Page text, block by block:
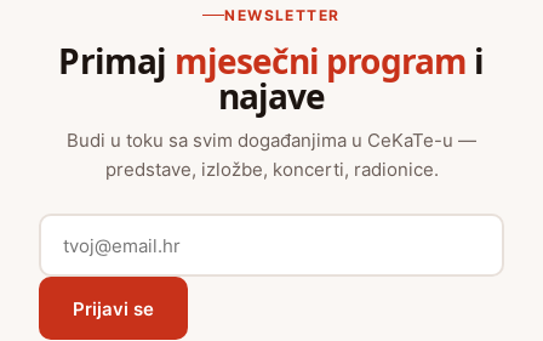
NEWSLETTER
Primaj mjesečni program i
najave
Budi u toku sa svim događanjima u CeKaTe-u —
predstave, izložbe, koncerti, radionice.
Prijavi se